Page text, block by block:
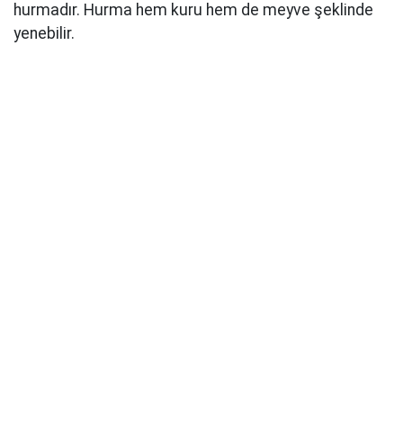
hurmadır. Hurma hem kuru hem de meyve şeklinde
yenebilir.